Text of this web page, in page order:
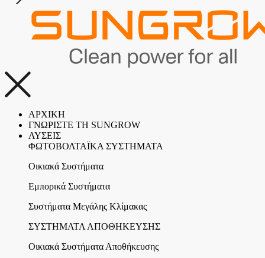
ΑΡΧΙΚΗ
ΓΝΩΡΙΣΤΕ ΤΗ SUNGROW
ΛΥΣΕΙΣ
ΦΩΤΟΒΟΛΤΑΪΚΑ ΣΥΣΤΗΜΑΤΑ
Οικιακά Συστήματα
Εμπορικά Συστήματα
Συστήματα Μεγάλης Κλίμακας
ΣΥΣΤΗΜΑΤΑ ΑΠΟΘΗΚΕΥΣΗΣ
Οικιακά Συστήματα Αποθήκευσης